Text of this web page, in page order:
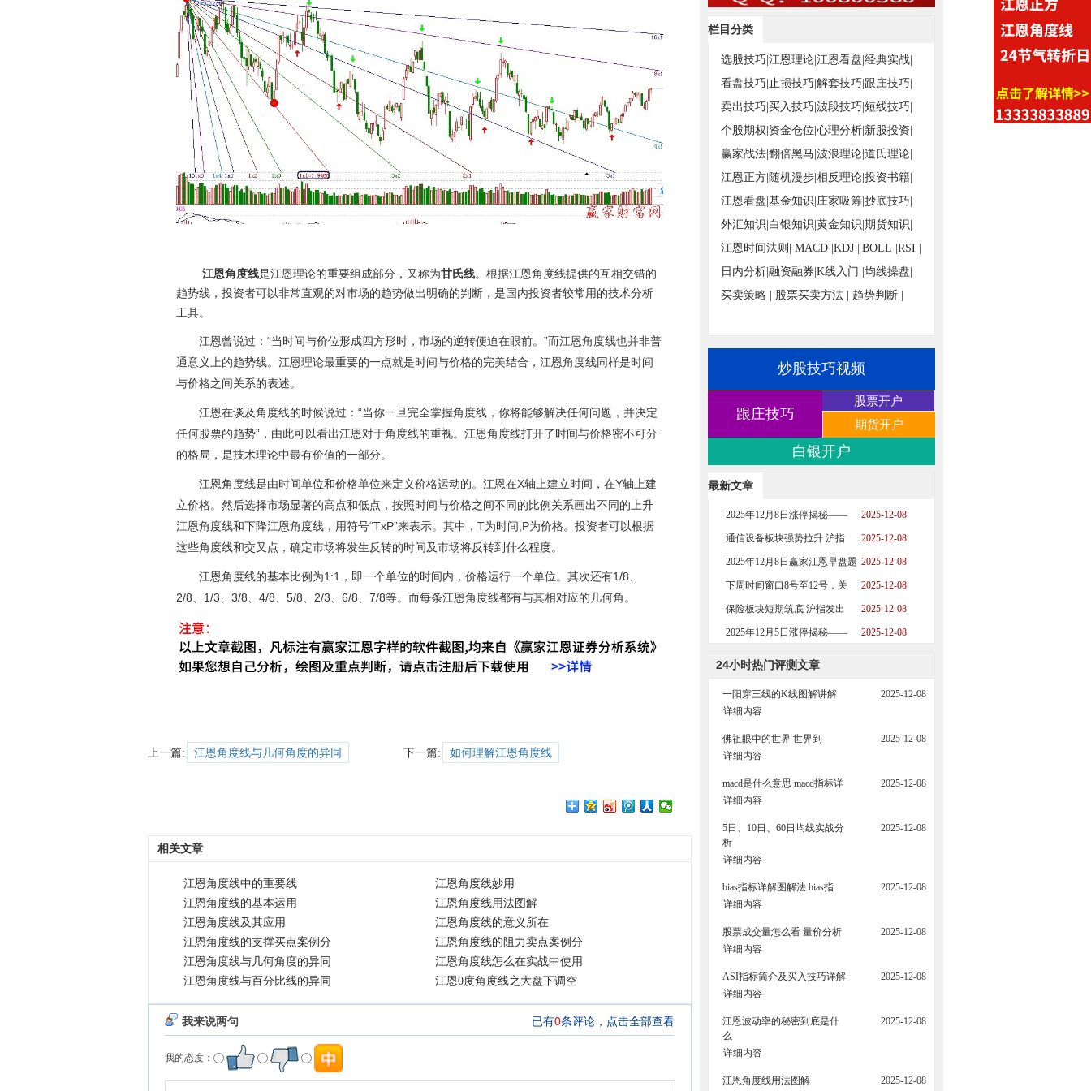
江恩角度线是江恩理论的重要组成部分，又称为甘氏线。根据江恩角度线提供的互相交错的
趋势线，投资者可以非常直观的对市场的趋势做出明确的判断，是国内投资者较常用的技术分析
工具。
江恩曾说过：“当时间与价位形成四方形时，市场的逆转便迫在眼前。”而江恩角度线也并非普
通意义上的趋势线。江恩理论最重要的一点就是时间与价格的完美结合，江恩角度线同样是时间
与价格之间关系的表述。
江恩在谈及角度线的时候说过：“当你一旦完全掌握角度线，你将能够解决任何问题，并决定
任何股票的趋势”，由此可以看出江恩对于角度线的重视。江恩角度线打开了时间与价格密不可分
的格局，是技术理论中最有价值的一部分。
江恩角度线是由时间单位和价格单位来定义价格运动的。江恩在X轴上建立时间，在Y轴上建
立价格。然后选择市场显著的高点和低点，按照时间与价格之间不同的比例关系画出不同的上升
江恩角度线和下降江恩角度线，用符号“TxP”来表示。其中，T为时间,P为价格。投资者可以根据
这些角度线和交叉点，确定市场将发生反转的时间及市场将反转到什么程度。
江恩角度线的基本比例为1:1，即一个单位的时间内，价格运行一个单位。其次还有1/8、
2/8、1/3、3/8、4/8、5/8、2/3、6/8、7/8等。而每条江恩角度线都有与其相对应的几何角。
上一篇: 江恩角度线与几何角度的异同 下一篇: 如何理解江恩角度线
相关文章
江恩角度线中的重要线
江恩角度线妙用
江恩角度线的基本运用
江恩角度线用法图解
江恩角度线及其应用
江恩角度线的意义所在
江恩角度线的支撑买点案例分
江恩角度线的阻力卖点案例分
江恩角度线与几何角度的异同
江恩角度线怎么在实战中使用
江恩角度线与百分比线的异同
江恩0度角度线之大盘下调空
栏目分类
选股技巧| 江恩理论| 江恩看盘| 经典实战|
看盘技巧| 止损技巧| 解套技巧| 跟庄技巧|
卖出技巧| 买入技巧| 波段技巧| 短线技巧|
个股期权| 资金仓位| 心理分析| 新股投资|
赢家战法| 翻倍黑马| 波浪理论| 道氏理论|
江恩正方| 随机漫步| 相反理论| 投资书籍|
江恩看盘| 基金知识| 庄家吸筹| 抄底技巧|
外汇知识| 白银知识| 黄金知识| 期货知识|
江恩时间法则|
MACD | KDJ | BOLL | RSI |
日内分析| 融资融券| K线入门 | 均线操盘|
买卖策略 |
股票买卖方法 | 趋势判断 |
炒股技巧视频
跟庄技巧
股票开户
期货开户
白银开户
最新文章
2025-12-08
2025年12月8日涨停揭秘——
2025-12-08
通信设备板块强势拉升 沪指
2025-12-08
2025年12月8日赢家江恩早盘题
2025-12-08
下周时间窗口8号至12号，关
2025-12-08
保险板块短期筑底 沪指发出
2025-12-08
2025年12月5日涨停揭秘——
24小时热门评测文章
2025-12-08
一阳穿三线的K线图解讲解
详细内容
2025-12-08
佛祖眼中的世界 世界到
详细内容
2025-12-08
macd是什么意思 macd指标详
详细内容
2025-12-08
5日、10日、60日均线实战分
析
详细内容
2025-12-08
bias指标详解图解法 bias指
详细内容
2025-12-08
股票成交量怎么看 量价分析
详细内容
2025-12-08
ASI指标简介及买入技巧详解
详细内容
2025-12-08
江恩波动率的秘密到底是什
么
详细内容
2025-12-08
江恩角度线用法图解